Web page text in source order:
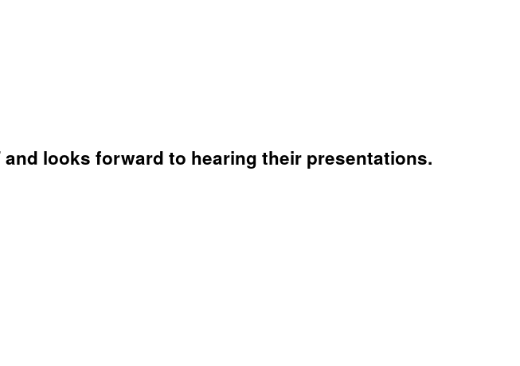
looks forward to hearing their presentations.